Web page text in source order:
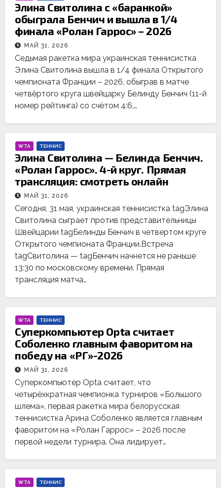
Элина Свитолина с «баранкой»
обыграла Бенчич и вышла в 1/4
финала «Ролан Гаррос» – 2026
МАЙ 31, 2026
Седьмая ракетка мира украинская теннисистка
Элина Свитолина вышла в 1/4 финала Открытого
чемпионата Франции – 2026, обыграв в матче
четвёртого круга швейцарку Белинду Бенчич (11-й
номер рейтинга) со счётом 4:6,…
WTA ТЕННИС
Элина Свитолина — Белинда Бенчич.
«Ролан Гаррос». 4-й круг. Прямая
трансляция: смотреть онлайн
МАЙ 31, 2026
Сегодня, 31 мая, украинская теннисистка tagЭлина
Свитолина сыграет против представительницы
Швейцарии tagБелинды Бенчич в четвертом круге
Открытого чемпионата Франции.Встреча
tagСвитолина — tagБенчич начнется не раньше
13:30 по московскому времени. Прямая
трансляция матча…
WTA ТЕННИС
Суперкомпьютер Opta считает
Соболенко главным фаворитом на
победу на «РГ»-2026
МАЙ 31, 2026
Суперкомпьютер Opta считает, что
четырёхкратная чемпионка турниров «Большого
шлема», первая ракетка мира белорусская
теннисистка Арина Соболенко является главным
фаворитом на «Ролан Гаррос» – 2026 после
первой недели турнира. Она лидирует…
WTA ТЕННИС